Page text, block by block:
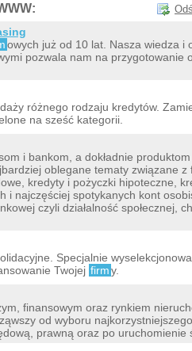
owych już od 10 lat. Nasza wiedza i
pozwala nam na przygotowanie
różnego rodzaju kredytów.
na sześć kategorii.
i bankom, a dokładnie
oblegane tematy związane z
kredyty i pożyczki hipoteczne,
i najczęściej spotykanych kont
czyli działalność społecznej,
Specjalnie
Twojej firmy.
finansowym oraz rynkiem
od wyboru
prawną oraz po uruchomienie